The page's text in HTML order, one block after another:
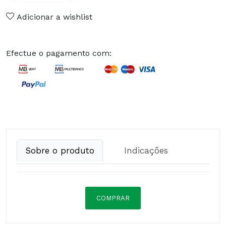
Adicionar a wishlist
Efectue o pagamento com:
Sobre o produto Indicações
COMPRAR